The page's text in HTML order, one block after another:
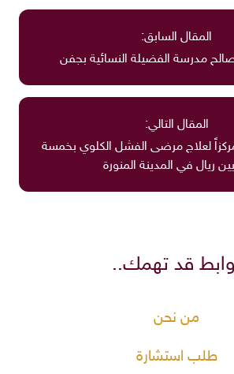
المقال السابق:
لصالح مدرسة الفضيلة النسائية بجفن
المقال التالي:
لعلاج مرضى الفشل الكلوي بخمسة
ريال في المدينة المنورة
قد تهمك..
من نحن
طلب استشارة